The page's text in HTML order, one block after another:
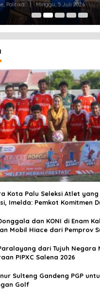
Politika | Minggu, 5 Juli 2026
Kota Palu Seleksi Atlet yang
Imelda: Pemkot Komitmen
dan KONI di Enam
Mobil Hiace dari Pemprov
dari Tujuh Negara
PIPXC Salena 2026
Sulteng Gandeng PGP
Golf